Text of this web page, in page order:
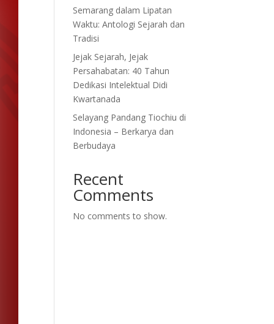
Semarang dalam Lipatan
Waktu: Antologi Sejarah dan
Tradisi
Jejak Sejarah, Jejak
Persahabatan: 40 Tahun
Dedikasi Intelektual Didi
Kwartanada
Selayang Pandang Tiochiu di
Indonesia – Berkarya dan
Berbudaya
Recent
Comments
No comments to show.